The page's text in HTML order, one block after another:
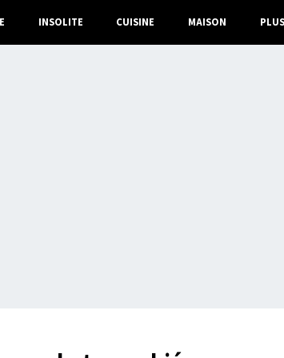
INSOLITE CUISINE MAISON PLUS